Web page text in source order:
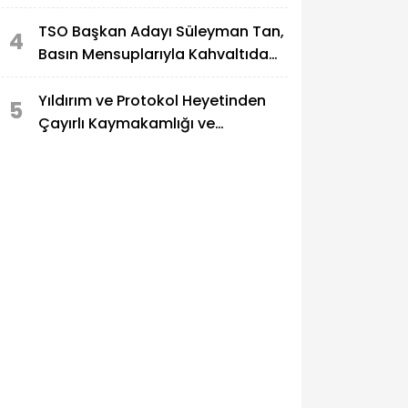
4
TSO Başkan Adayı Süleyman Tan,
Basın Mensuplarıyla Kahvaltıda
5
Yıldırım ve Protokol Heyetinden
Çayırlı Kaymakamlığı ve